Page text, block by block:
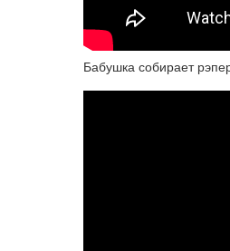
Бабушка собирает